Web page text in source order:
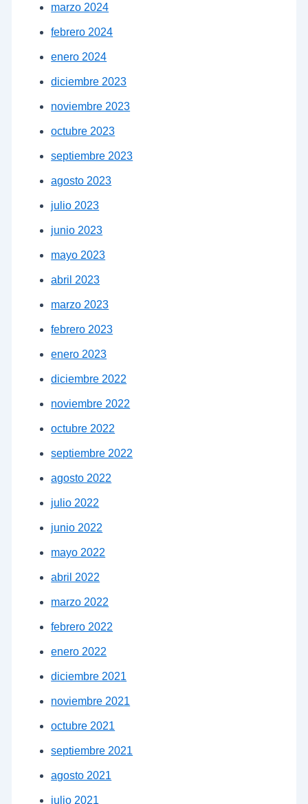
marzo 2024
febrero 2024
enero 2024
diciembre 2023
noviembre 2023
octubre 2023
septiembre 2023
agosto 2023
julio 2023
junio 2023
mayo 2023
abril 2023
marzo 2023
febrero 2023
enero 2023
diciembre 2022
noviembre 2022
octubre 2022
septiembre 2022
agosto 2022
julio 2022
junio 2022
mayo 2022
abril 2022
marzo 2022
febrero 2022
enero 2022
diciembre 2021
noviembre 2021
octubre 2021
septiembre 2021
agosto 2021
julio 2021